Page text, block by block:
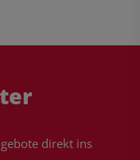
direkt ins